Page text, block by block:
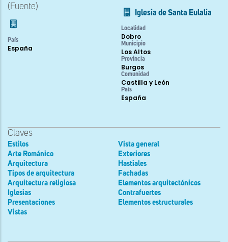
(Fuente)
País
España
Iglesia de Santa Eulalia
Localidad
Dobro
Municipio
Los Altos
Provincia
Burgos
Comunidad
Castilla y León
País
España
Claves
Estilos
Arte Románico
Arquitectura
Tipos de arquitectura
Arquitectura religiosa
Iglesias
Presentaciones
Vistas
Vista general
Exteriores
Hastiales
Fachadas
Elementos arquitectónicos
Contrafuertes
Elementos estructurales